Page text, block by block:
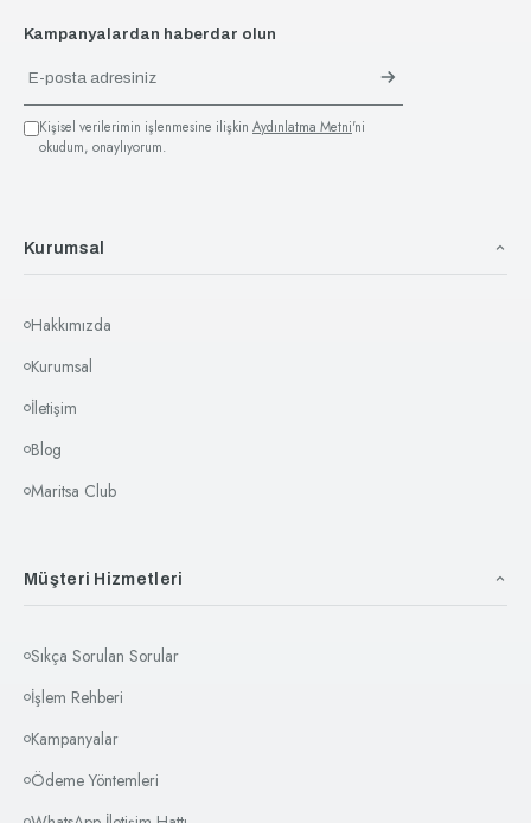
Kampanyalardan haberdar olun
Kişisel verilerimin işlenmesine ilişkin Aydınlatma Metni'ni
okudum, onaylıyorum.
Kurumsal
Hakkımızda
Kurumsal
İletişim
Blog
Maritsa Club
Müşteri Hizmetleri
Sıkça Sorulan Sorular
İşlem Rehberi
Kampanyalar
Ödeme Yöntemleri